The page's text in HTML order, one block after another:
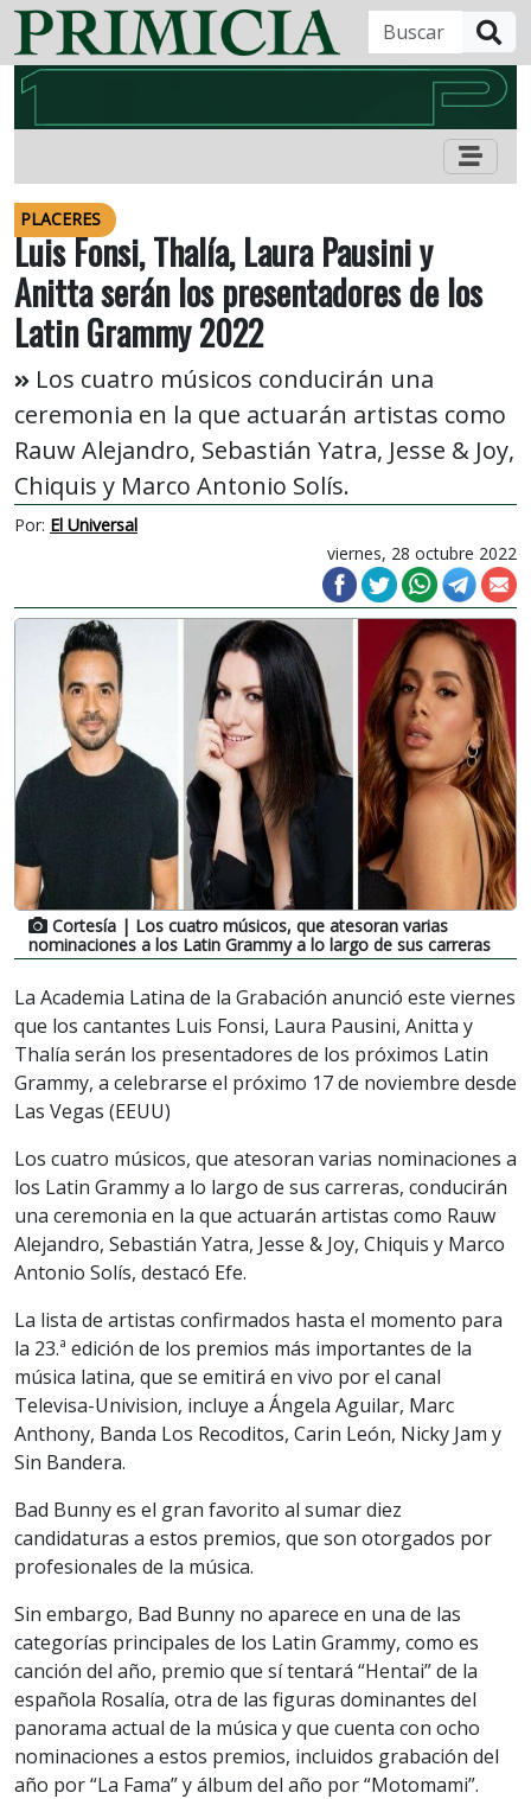
PLACERES
Luis Fonsi, Thalía, Laura Pausini y
Anitta serán los presentadores de los
Latin Grammy 2022
Los cuatro músicos conducirán una
ceremonia en la que actuarán artistas como
Rauw Alejandro, Sebastián Yatra, Jesse & Joy,
Chiquis y Marco Antonio Solís.
Por: El Universal
viernes, 28 octubre 2022
Cortesía | Los cuatro músicos, que atesoran varias
nominaciones a los Latin Grammy a lo largo de sus carreras
La Academia Latina de la Grabación anunció este viernes
que los cantantes Luis Fonsi, Laura Pausini, Anitta y
Thalía serán los presentadores de los próximos Latin
Grammy, a celebrarse el próximo 17 de noviembre desde
Las Vegas (EEUU)
Los cuatro músicos, que atesoran varias nominaciones a
los Latin Grammy a lo largo de sus carreras, conducirán
una ceremonia en la que actuarán artistas como Rauw
Alejandro, Sebastián Yatra, Jesse & Joy, Chiquis y Marco
Antonio Solís, destacó Efe.
La lista de artistas confirmados hasta el momento para
la 23.ª edición de los premios más importantes de la
música latina, que se emitirá en vivo por el canal
Televisa-Univision, incluye a Ángela Aguilar, Marc
Anthony, Banda Los Recoditos, Carin León, Nicky Jam y
Sin Bandera.
Bad Bunny es el gran favorito al sumar diez
candidaturas a estos premios, que son otorgados por
profesionales de la música.
Sin embargo, Bad Bunny no aparece en una de las
categorías principales de los Latin Grammy, como es
canción del año, premio que sí tentará “Hentai” de la
española Rosalía, otra de las figuras dominantes del
panorama actual de la música y que cuenta con ocho
nominaciones a estos premios, incluidos grabación del
año por “La Fama” y álbum del año por “Motomami”.